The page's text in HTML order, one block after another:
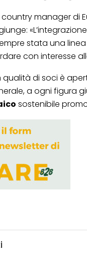
country manager di
stata una
con interesse
qualità di soci è
a ogni figura
sostenibile